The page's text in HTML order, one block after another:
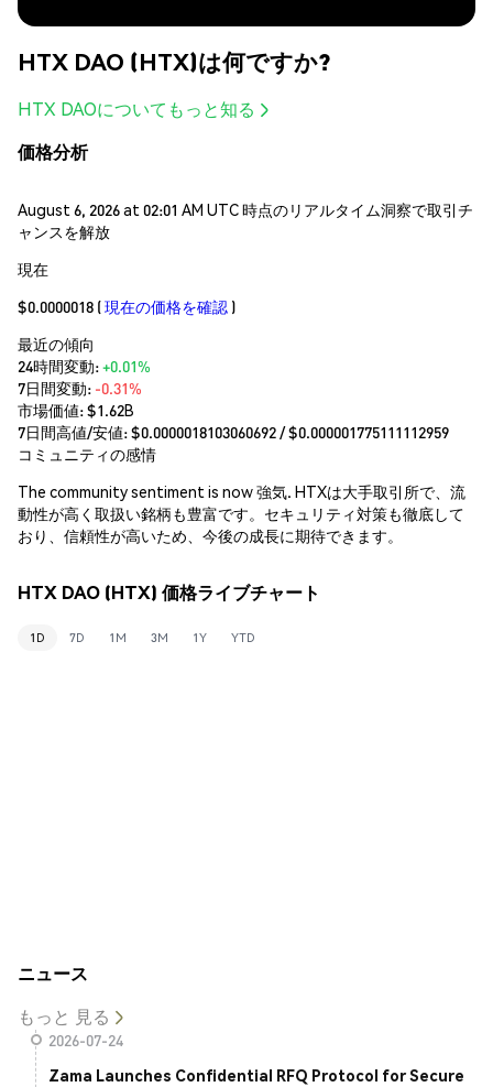
HTX DAO (HTX)は何ですか?
HTX DAOについてもっと知る
価格分析
August 6, 2026 at 02:01 AM UTC 時点のリアルタイム洞察で取引チ
ャンスを解放
現在
$0.0000018 (現在の価格を確認 )
最近の傾向
24時間変動:+0.01%
7日間変動: -0.31%
市場価値:$1.62B
7日間高値/安値: $0.0000018103060692/ $0.000001775111112959
コミュニティの感情
The community sentiment is now 強気. HTXは大手取引所で、流
動性が高く取扱い銘柄も豊富です。セキュリティ対策も徹底して
おり、信頼性が高いため、今後の成長に期待できます。
HTX DAO (HTX) 価格ライブチャート
1D 7D 1M 3M 1Y YTD
ニュース
もっと 見る
2026-07-24
Zama Launches Confidential RFQ Protocol for Secure